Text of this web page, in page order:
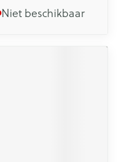
Niet beschikbaar